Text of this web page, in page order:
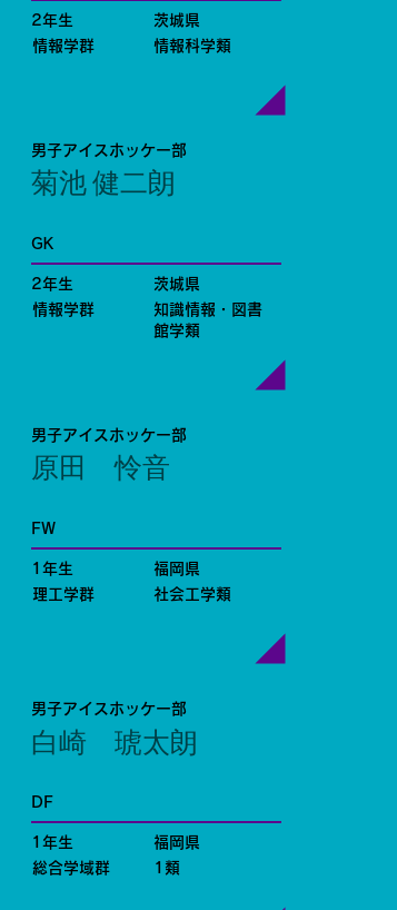
2年生
茨城県
情報学群
情報科学類
男子アイスホッケー部
菊池 健二朗
GK
2年生
茨城県
情報学群
知識情報・図書
館学類
男子アイスホッケー部
原田 怜音
FW
1年生
福岡県
理工学群
社会工学類
男子アイスホッケー部
白崎 琥太朗
DF
1年生
福岡県
総合学域群
1類